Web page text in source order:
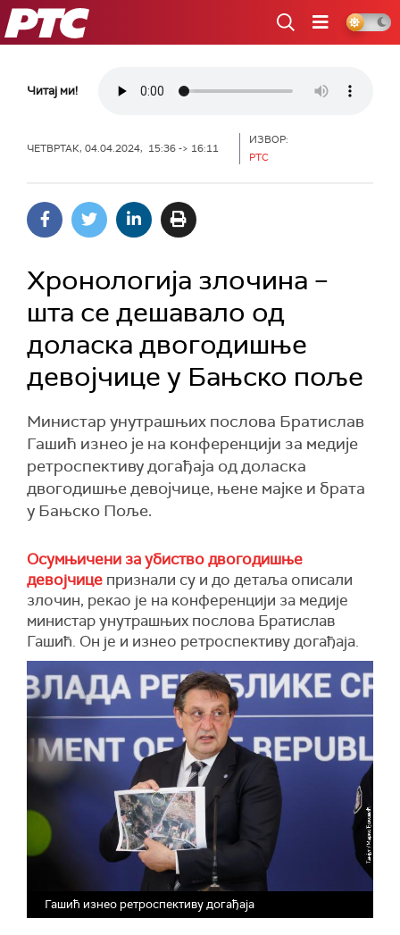
РТС
Читај ми!
ЧЕТВРТАК, 04.04.2024, 15:36 -> 16:11
ИЗВОР:
РТС
Хронологија злочина –
шта се дешавало од
доласка двогодишње
девојчице у Бањско поље
Министар унутрашњих послова Братислав
Гашић изнео је на конференцији за медије
ретроспективу догађаја од доласка
двогодишње девојчице, њене мајке и брата
у Бањско Поље.
Осумњичени за убиство двогодишње
девојчице признали су и до детаља описали
злочин, рекао је на конференцији за медије
министар унутрашњих послова Братислав
Гашић. Он је и изнео ретроспективу догађаја.
Гашић изнео ретроспективу догађаја